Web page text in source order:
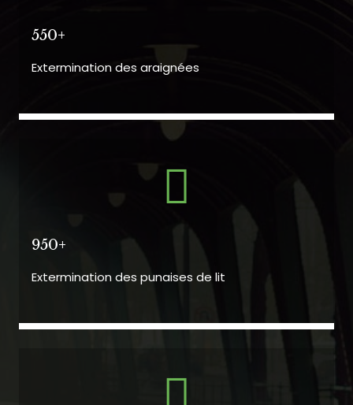
550+
Extermination des araignées
950+
Extermination des punaises de lit